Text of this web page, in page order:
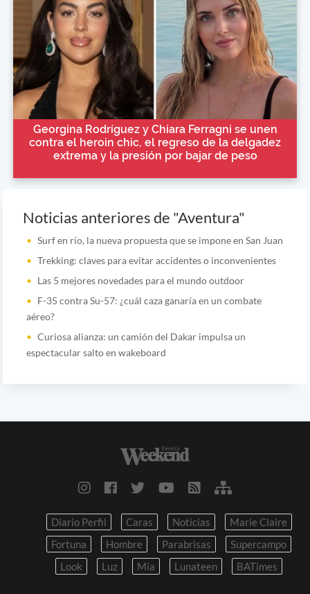
Georgina Rodríguez y Chiara Ferragni se unen
contra el heroin chic, el regreso de la delgadez
extrema y la presión por bajar de peso
Noticias anteriores de "Aventura"
Surf en río, la nueva propuesta que se impone en San Juan
Trekking: claves para evitar accidentes o inconvenientes
Las 5 mejores novedades para el mundo outdoor
F-35 contra Su-57: ¿cuál caza ganaría en un combate
aéreo?
Curiosa alianza: un camión del Dakar impulsa un
espectacular salto en wakeboard
Diario Perfil Caras Noticias
Marie Claire
Fortuna
Hombre Parabrisas
Supercampo
Look
Luz Mia Lunateen BATimes